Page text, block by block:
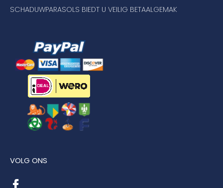
SCHADUWPARASOLS BIEDT U VEILIG BETAALGEMAK
VOLG ONS